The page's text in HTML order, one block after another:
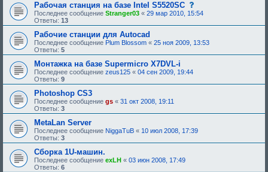
Рабочая станция на базе Intel S5520SC
о
о
б
е
н
и
р
е
Последнее сообщение Stranger03 « 29 мар 2010, 15:54
Ответы: 13
Рабочие станции для Autocad
Последнее сообщение Plum Blossom « 25 ноя 2009, 13:53
Ответы: 5
Монтажка на базе Supermicro X7DVL-i
Последнее сообщение zeus125 « 04 сен 2009, 19:44
Ответы: 9
Photoshop CS3
Последнее сообщение gs « 31 окт 2008, 19:11
Ответы: 3
MetaLan Server
Последнее сообщение NiggaTuB « 10 июл 2008, 17:39
Ответы: 3
Сборка 1U-машин.
Последнее сообщение exLH « 03 июн 2008, 17:49
Ответы: 6